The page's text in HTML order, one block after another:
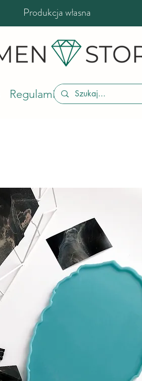
Produkcja własna
Regulamin sklepu